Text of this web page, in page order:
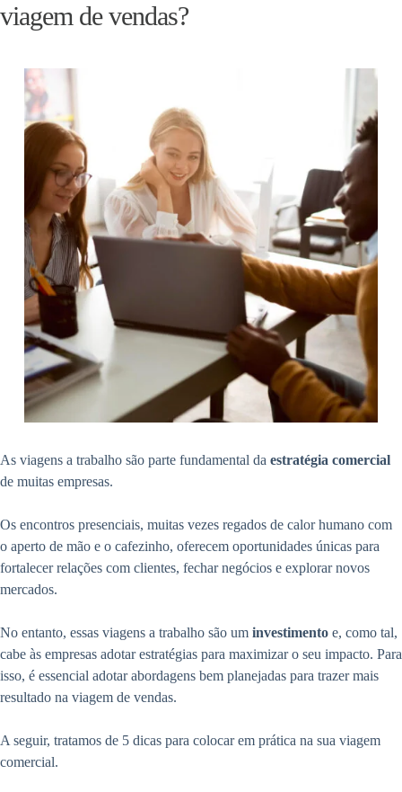
viagem de vendas?
As viagens a trabalho são parte fundamental da estratégia comercial
de muitas empresas.
Os encontros presenciais, muitas vezes regados de calor humano com
o aperto de mão e o cafezinho, oferecem oportunidades únicas para
fortalecer relações com clientes, fechar negócios e explorar novos
mercados.
No entanto, essas viagens a trabalho são um investimento e, como tal,
cabe às empresas adotar estratégias para maximizar o seu impacto. Para
isso, é essencial adotar abordagens bem planejadas para trazer mais
resultado na viagem de vendas.
A seguir, tratamos de 5 dicas para colocar em prática na sua viagem
comercial.